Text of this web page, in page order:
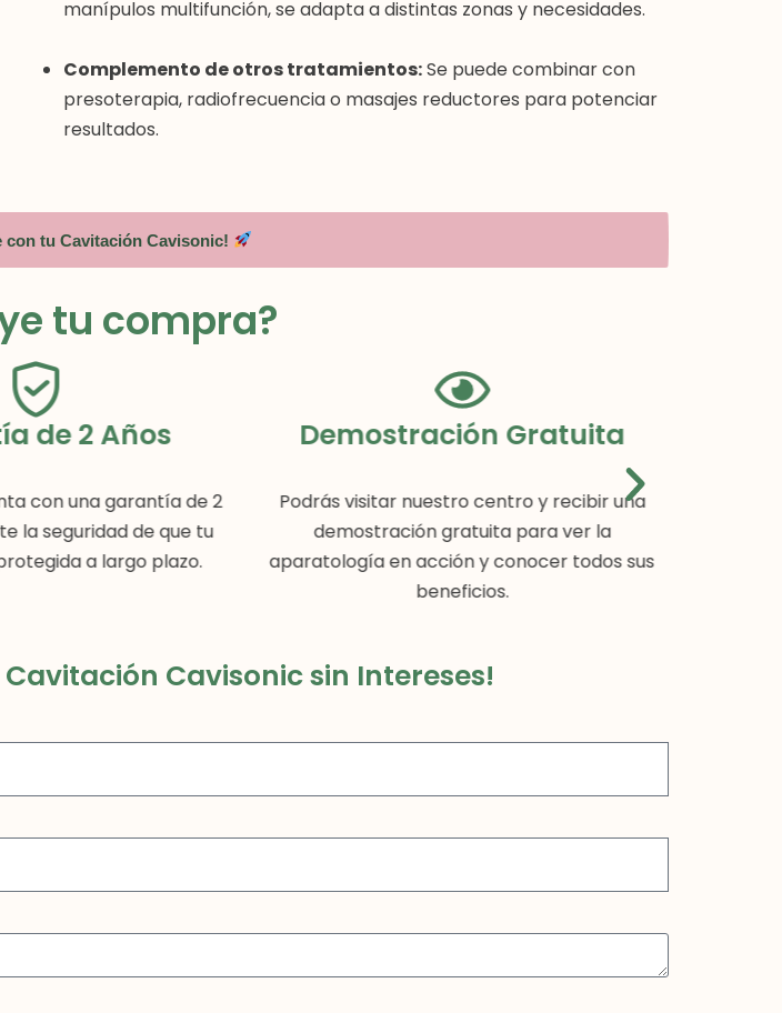
manípulos multifunción, se adapta a distintas zonas y necesidades.
Complemento de otros tratamientos:Se puede combinar con
presoterapia, radiofrecuencia o masajes reductores para potenciar
resultados.
con tu Cavitación Cavisonic!
tu compra?
de 2 Años
con una garantía de 2
la seguridad de que tu
a largo plazo.
Demostración Gratuita
Podrás visitar nuestro centro y recibir una
demostración gratuita para ver la
aparatología en acción y conocer todos sus
beneficios.
Cavisonic sin Intereses!